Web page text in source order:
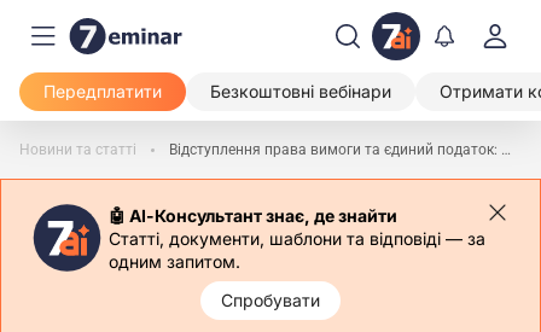
Передплатити Безкоштовні вебінари Отримати
Новини та статті Відступлення права вимоги та єдиний податок: що роз’яснила ДПС юридичним особам
🤖 АІ-Консультант знає, де знайти
Статті, документи, шаблони та відповіді — за
одним запитом.
Спробувати